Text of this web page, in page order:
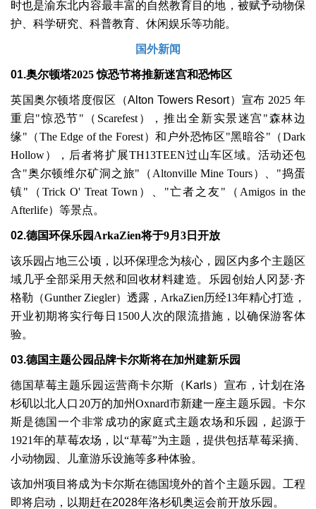
时也是渝东北内容最丰富的自然教育目的地，被赋予动物保
护、科学研究、科普教育、休闲娱乐等功能。
国外新闻
01.奥尔顿塔2025惊恐节将推新迷宫和恐怖区
英国奥尔顿塔度假区（Alton Towers Resort）宣布 2025年
重启"惊恐节" （ Scarefest ），推出全新实景迷宫 "森林边
缘" （The Edge of the Forest）和户外恐怖区"黑暗谷" （Dark
Hollow），后者将扩展TH13TEEN过山车区域。活动还包
含"奥尔顿维尔矿洞之旅" （ Altonville Mine Tours）、 "捣蛋
镇" （ Trick O' Treat Town ）、 "亡者之友" （ Amigos in the
Afterlife）等景点。
02.德国环保乐园 ArkaZien将于9月 3 日开放
该乐园占地三公顷，以环保理念为核心，园区内多个主题区
域几乎全部采用天然和回收材料建造。乐园创始人冈瑟·齐
格勒（Gunther Ziegler）透露， ArkaZien历经13年精心打造，
开业初期将实行每日 1500 人次的限流措施，以确保游客体
验。
03.德国主题公园品牌卡尔斯将在加州建新乐园
德国草莓主题乐园运营商卡尔斯（ Karls）宣布，计划在洛
杉矶以北人口 20万的加州Oxnard市新建一座主题乐园。卡尔
斯是德国一个非常成功的家庭式主题农场和乐园，起源于
1921年的草莓农场，以“草莓”为主题，提供包括草莓采摘、
小动物园、儿童游乐设施等多种体验。
该加州项目将成为卡尔斯在德国境外的首个主题乐园。工程
即将启动，以期赶在2028年洛杉矶奥运会前开放乐园。